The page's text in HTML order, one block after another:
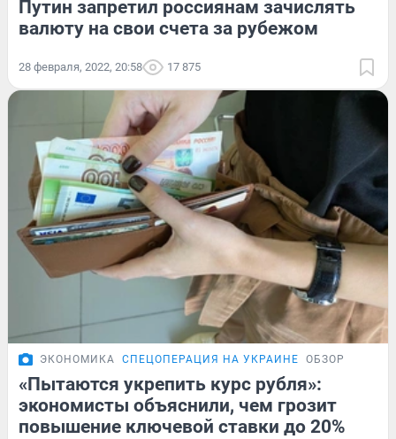
Путин запретил россиянам зачислять
валюту на свои счета за рубежом
28 февраля, 2022, 20:58 17 875
ЭКОНОМИКА СПЕЦОПЕРАЦИЯ НА УКРАИНЕ ОБЗОР
«Пытаются укрепить курс рубля»:
экономисты объяснили, чем грозит
повышение ключевой ставки до 20%